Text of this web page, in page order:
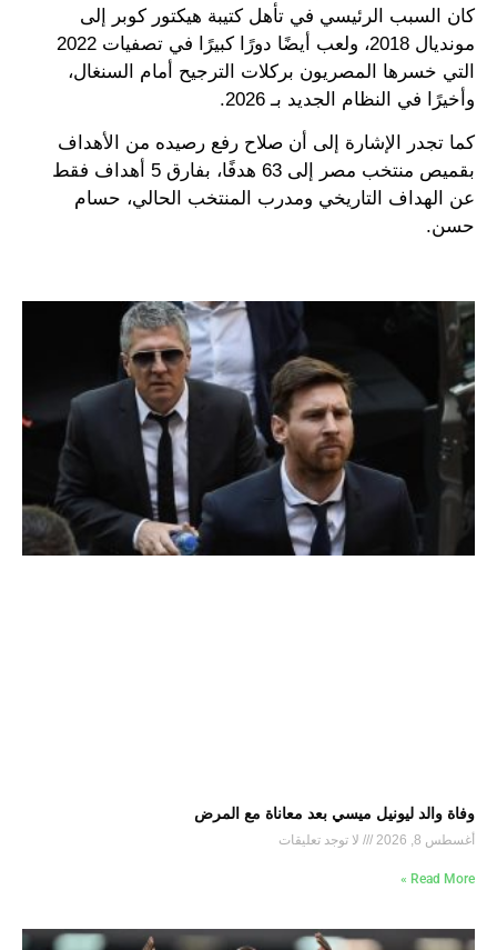
كان السبب الرئيسي في تأهل كتيبة هيكتور كوبر إلى
مونديال 2018، ولعب أيضًا دورًا كبيرًا في تصفيات 2022
التي خسرها المصريون بركلات الترجيح أمام السنغال،
وأخيرًا في النظام الجديد بـ 2026.
كما تجدر الإشارة إلى أن صلاح رفع رصيده من الأهداف
بقميص منتخب مصر إلى 63 هدفًا، بفارق 5 أهداف فقط
عن الهداف التاريخي ومدرب المنتخب الحالي، حسام
حسن.
وفاة والد ليونيل ميسي بعد معاناة مع المرض
أغسطس 8, 2026 لا توجد تعليقات
Read More »